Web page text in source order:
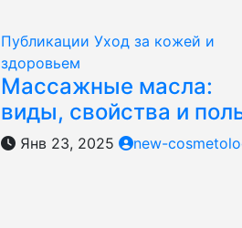
Публикации Уход за кожей и
здоровьем
Массажные масла:
виды, свойства и
Янв 23, 2025 new-